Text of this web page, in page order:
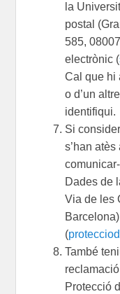
la
postal
585,
electrònic (
Cal que hi
o d’un
identifiqui.
Si
s’han
Dades de
Via de les
Barcelona
(
També
Protecció